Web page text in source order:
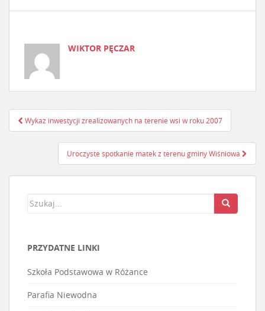
WIKTOR PĘCZAR
Nawigacja postu
Wykaz inwestycji zrealizowanych na terenie wsi w roku 2007
Uroczyste spotkanie matek z terenu gminy Wiśniowa
PRZYDATNE LINKI
Szkoła Podstawowa w Różance
Parafia Niewodna